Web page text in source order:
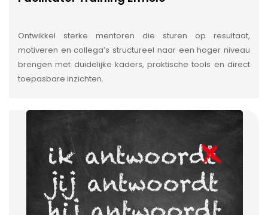
Ontwikkel sterke mentoren die sturen op resultaat,
motiveren en collega’s structureel naar een hoger niveau
brengen met duidelijke kaders, praktische tools en direct
toepasbare inzichten.